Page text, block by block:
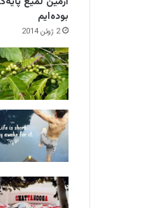
بوده‌ایم
2 ژوئن 2014